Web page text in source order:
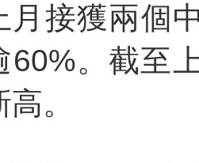
月接獲兩個
60%。截至
。